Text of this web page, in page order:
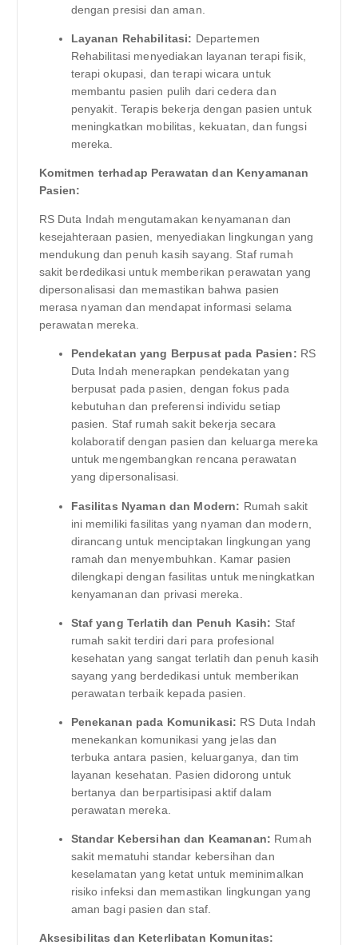
dengan presisi dan aman.
Layanan Rehabilitasi: Departemen
Rehabilitasi menyediakan layanan terapi fisik,
terapi okupasi, dan terapi wicara untuk
membantu pasien pulih dari cedera dan
penyakit. Terapis bekerja dengan pasien untuk
meningkatkan mobilitas, kekuatan, dan fungsi
mereka.
Komitmen terhadap Perawatan dan Kenyamanan
Pasien:
RS Duta Indah mengutamakan kenyamanan dan
kesejahteraan pasien, menyediakan lingkungan yang
mendukung dan penuh kasih sayang. Staf rumah
sakit berdedikasi untuk memberikan perawatan yang
dipersonalisasi dan memastikan bahwa pasien
merasa nyaman dan mendapat informasi selama
perawatan mereka.
Pendekatan yang Berpusat pada Pasien: RS
Duta Indah menerapkan pendekatan yang
berpusat pada pasien, dengan fokus pada
kebutuhan dan preferensi individu setiap
pasien. Staf rumah sakit bekerja secara
kolaboratif dengan pasien dan keluarga mereka
untuk mengembangkan rencana perawatan
yang dipersonalisasi.
Fasilitas Nyaman dan Modern: Rumah sakit
ini memiliki fasilitas yang nyaman dan modern,
dirancang untuk menciptakan lingkungan yang
ramah dan menyembuhkan. Kamar pasien
dilengkapi dengan fasilitas untuk meningkatkan
kenyamanan dan privasi mereka.
Staf yang Terlatih dan Penuh Kasih: Staf
rumah sakit terdiri dari para profesional
kesehatan yang sangat terlatih dan penuh kasih
sayang yang berdedikasi untuk memberikan
perawatan terbaik kepada pasien.
Penekanan pada Komunikasi: RS Duta Indah
menekankan komunikasi yang jelas dan
terbuka antara pasien, keluarganya, dan tim
layanan kesehatan. Pasien didorong untuk
bertanya dan berpartisipasi aktif dalam
perawatan mereka.
Standar Kebersihan dan Keamanan: Rumah
sakit mematuhi standar kebersihan dan
keselamatan yang ketat untuk meminimalkan
risiko infeksi dan memastikan lingkungan yang
aman bagi pasien dan staf.
Aksesibilitas dan Keterlibatan Komunitas: